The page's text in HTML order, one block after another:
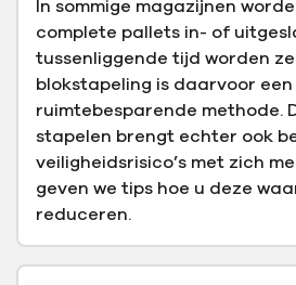
In sommige magazijnen
complete pallets in- of
tussenliggende tijd worden
blokstapeling is daarvoor een
ruimtebesparende methode.
stapelen brengt echter ook
veiligheidsrisico’s met zich
geven we tips hoe u deze
reduceren.